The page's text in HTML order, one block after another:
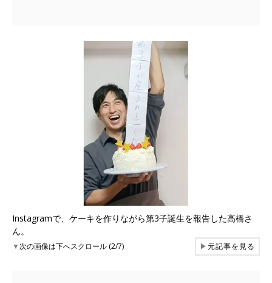
Instagramで、ケーキを作りながら第3子誕生を報告した高橋さ
ん。
▼次の画像は下へスクロール (2/7) ▶元記事を見る